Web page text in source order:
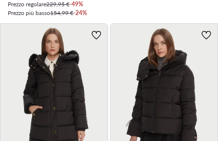
Prezzo regolare229,95 €-49%
Prezzo più basso154,99 €-24%